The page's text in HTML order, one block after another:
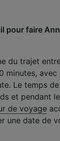
pour faire
du trajet
minutes,
Le temps
et pendant
de voyage
une date de